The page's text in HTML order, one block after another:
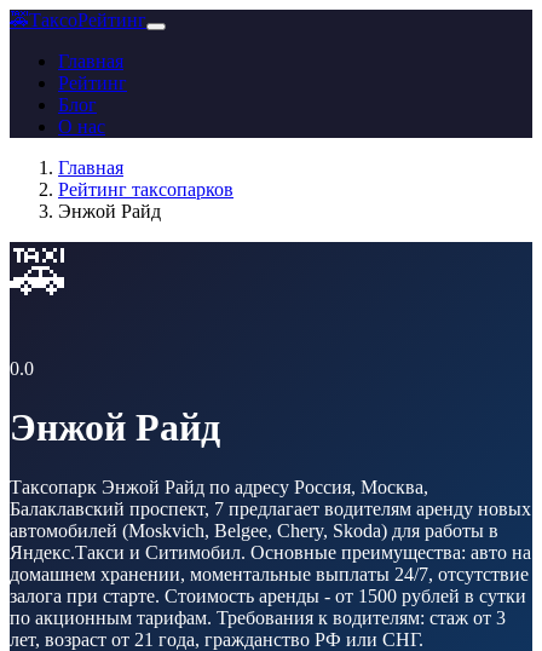
🚕ТаксоРейтинг
Главная
Рейтинг
Блог
О нас
Главная
Рейтинг таксопарков
Энжой Райд
🚕
0.0
Энжой Райд
Таксопарк Энжой Райд по адресу Россия, Москва,
Балаклавский проспект, 7 предлагает водителям аренду новых
автомобилей (Moskvich, Belgee, Chery, Skoda) для работы в
Яндекс.Такси и Ситимобил. Основные преимущества: авто на
домашнем хранении, моментальные выплаты 24/7, отсутствие
залога при старте. Стоимость аренды - от 1500 рублей в сутки
по акционным тарифам. Требования к водителям: стаж от 3
лет, возраст от 21 года, гражданство РФ или СНГ.